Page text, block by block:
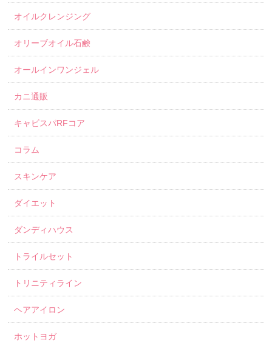
オイルクレンジング
オリーブオイル石鹸
オールインワンジェル
カニ通販
キャビスパRFコア
コラム
スキンケア
ダイエット
ダンディハウス
トライルセット
トリニティライン
ヘアアイロン
ホットヨガ